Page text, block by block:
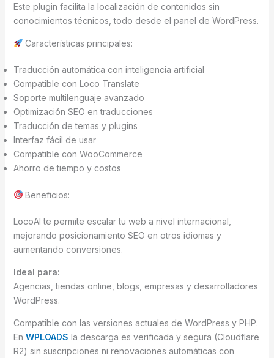
Este plugin facilita la localización de contenidos sin
conocimientos técnicos, todo desde el panel de WordPress.
Características principales:
Traducción automática con inteligencia artificial
Compatible con Loco Translate
Soporte multilenguaje avanzado
Optimización SEO en traducciones
Traducción de temas y plugins
Interfaz fácil de usar
Compatible con WooCommerce
Ahorro de tiempo y costos
Beneficios:
LocoAI te permite escalar tu web a nivel internacional,
mejorando posicionamiento SEO en otros idiomas y
aumentando conversiones.
Ideal para:
Agencias, tiendas online, blogs, empresas y desarrolladores
WordPress.
Compatible con las versiones actuales de WordPress y PHP.
En WPLOADS la descarga es verificada y segura (Cloudflare
R2) sin suscripciones ni renovaciones automáticas con